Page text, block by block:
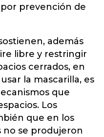
prevención de
además
libre y restringir
cerrados, en
la mascarilla, es
que
Los
que en los
no se produjeron